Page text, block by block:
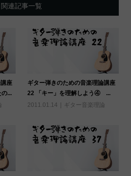
関連記事一覧
座
...
ギター弾きのための音楽理論講座
22 「キー」を理解しよう④ ...
2011.01.14
ギター音楽理論